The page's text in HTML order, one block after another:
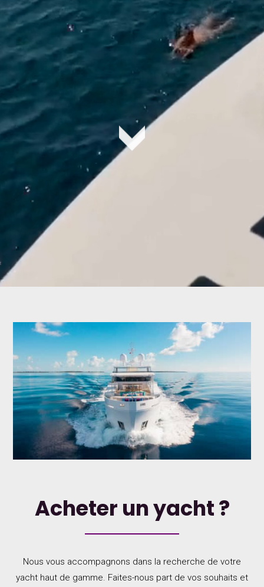
Acheter un yacht ?
Nous vous accompagnons dans la recherche de votre
yacht haut de gamme. Faites-nous part de vos souhaits et